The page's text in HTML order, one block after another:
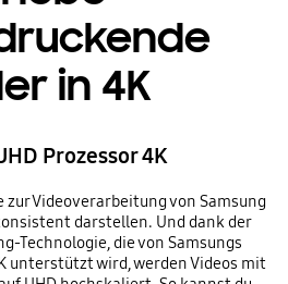
in 4K
Prozessor 4K
zur Videoverarbeitung von Samsung
darstellen. Und dank der
Technologie, die von Samsungs
unterstützt wird, werden Videos mit